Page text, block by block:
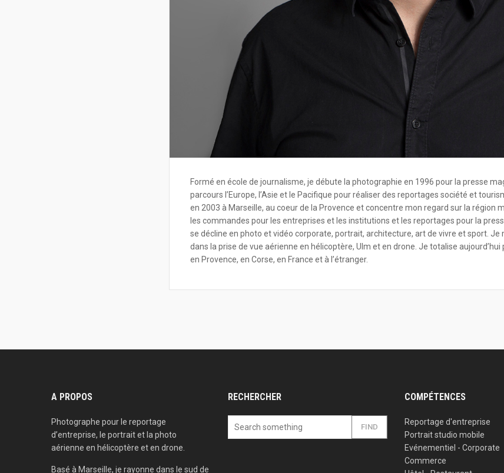
Formé en école de journalisme, je débute la photographie en 1996 pour la presse
parcours l’Europe, l’Asie et le Pacifique pour réaliser des reportages société et
en 2003 à Marseille, au coeur de la Provence et concentre mon regard sur la région
les commandes pour les entreprises et les institutions et les reportages pour la
se décline en photo et vidéo corporate, portrait, architecture, art de vivre et sport. Je
dans la prise de vue aérienne en hélicoptère, Ulm et en drone. Je totalise aujourd’hui
en Provence, en Corse, en France et à l’étranger.
A PROPOS
Photographe pour le reportage
d’entreprise, le portrait et la photo
aérienne en hélicoptère et en drone.
Basé à Marseille, je rayonne dans le sud de
RECHERCHER
FIND
COMPÉTENCES
Reportage d'entreprise
Portrait studio mobile
Evénementiel - Corporate
Commerce